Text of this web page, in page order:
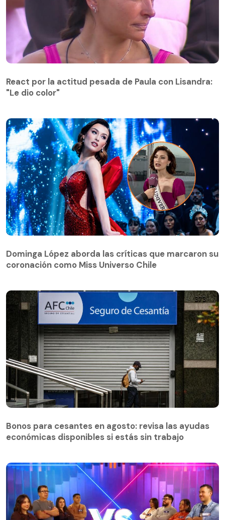
"Le dio color"
React por la actitud pesada de Paula con Lisandra:
"Le dio color"
coronación como Miss Universo Chile
Dominga López aborda las críticas que marcaron su
coronación como Miss Universo Chile
Bonos para cesantes en agosto: revisa las ayudas
económicas disponibles si estás sin trabajo